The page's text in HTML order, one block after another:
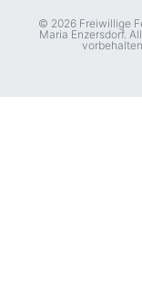
© 2026 Freiwillige
Maria Enzersdorf.
vorbehalten.